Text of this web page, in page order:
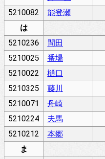
5210082
能登瀬
は
5210236
間田
5210025
番場
5210022
樋口
5210325
藤川
5210071
舟崎
5210224
夫馬
5210212
本郷
ま